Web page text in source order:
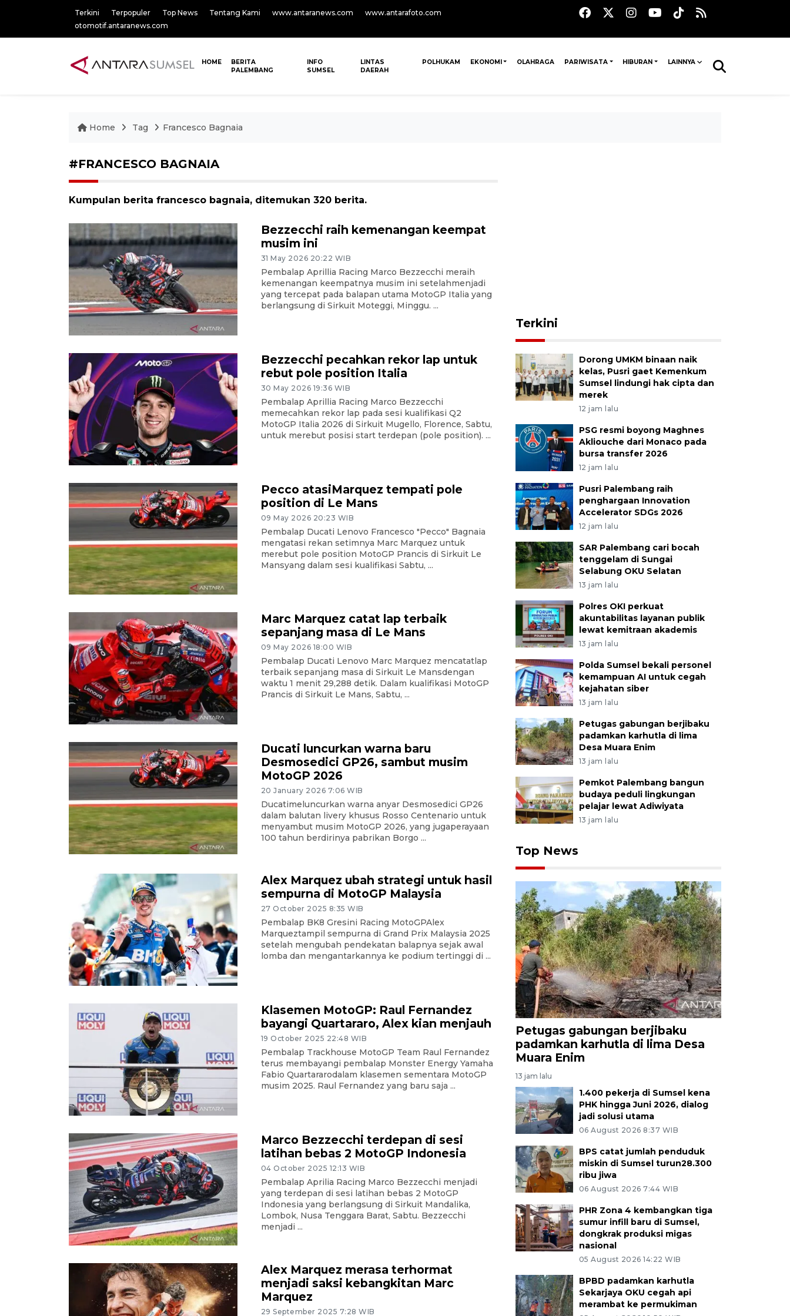
Terkini Terpopuler Top News Tentang Kami www.antaranews.com
www.antarafoto.com
otomotif.antaranews.com
HOME
BERITA
PALEMBANG
INFO
SUMSEL
LINTAS
DAERAH
POLHUKAM EKONOMI OLAHRAGA PARIWISATA HIBURAN LAINNYA
Home Tag Francesco Bagnaia
#FRANCESCO BAGNAIA
Kumpulan berita francesco bagnaia, ditemukan 320 berita.
Bezzecchi raih kemenangan keempat
musim ini
31 May 2026 20:22 WIB
Pembalap Aprillia Racing Marco Bezzecchi meraih
kemenangan keempatnya musim ini setelahmenjadi
yang tercepat pada balapan utama MotoGP Italia yang
berlangsung di Sirkuit Moteggi, Minggu. ...
Bezzecchi pecahkan rekor lap untuk
rebut pole position Italia
30 May 2026 19:36 WIB
Pembalap Aprillia Racing Marco Bezzecchi
memecahkan rekor lap pada sesi kualifikasi Q2
MotoGP Italia 2026 di Sirkuit Mugello, Florence, Sabtu,
untuk merebut posisi start terdepan (pole position). ...
Pecco atasiMarquez tempati pole
position di Le Mans
09 May 2026 20:23 WIB
Pembalap Ducati Lenovo Francesco "Pecco" Bagnaia
mengatasi rekan setimnya Marc Marquez untuk
merebut pole position MotoGP Prancis di Sirkuit Le
Mansyang dalam sesi kualifikasi Sabtu, ...
Marc Marquez catat lap terbaik
sepanjang masa di Le Mans
09 May 2026 18:00 WIB
Pembalap Ducati Lenovo Marc Marquez mencatatlap
terbaik sepanjang masa di Sirkuit Le Mansdengan
waktu 1 menit 29,288 detik. Dalam kualifikasi MotoGP
Prancis di Sirkuit Le Mans, Sabtu, ...
Ducati luncurkan warna baru
Desmosedici GP26, sambut musim
MotoGP 2026
20 January 2026 7:06 WIB
Ducatimeluncurkan warna anyar Desmosedici GP26
dalam balutan livery khusus Rosso Centenario untuk
menyambut musim MotoGP 2026, yang jugaperayaan
100 tahun berdirinya pabrikan Borgo ...
Alex Marquez ubah strategi untuk hasil
sempurna di MotoGP Malaysia
27 October 2025 8:35 WIB
Pembalap BK8 Gresini Racing MotoGPAlex
Marqueztampil sempurna di Grand Prix Malaysia 2025
setelah mengubah pendekatan balapnya sejak awal
lomba dan mengantarkannya ke podium tertinggi di ...
Klasemen MotoGP: Raul Fernandez
bayangi Quartararo, Alex kian menjauh
19 October 2025 22:48 WIB
Pembalap Trackhouse MotoGP Team Raul Fernandez
terus membayangi pembalap Monster Energy Yamaha
Fabio Quartararodalam klasemen sementara MotoGP
musim 2025. Raul Fernandez yang baru saja ...
Marco Bezzecchi terdepan di sesi
latihan bebas 2 MotoGP Indonesia
04 October 2025 12:13 WIB
Pembalap Aprilia Racing Marco Bezzecchi menjadi
yang terdepan di sesi latihan bebas 2 MotoGP
Indonesia yang berlangsung di Sirkuit Mandalika,
Lombok, Nusa Tenggara Barat, Sabtu. Bezzecchi
menjadi ...
Alex Marquez merasa terhormat
menjadi saksi kebangkitan Marc
Marquez
29 September 2025 7:28 WIB
Terkini
Dorong UMKM binaan naik
kelas, Pusri gaet Kemenkum
Sumsel lindungi hak cipta dan
merek
12 jam lalu
PSG resmi boyong Maghnes
Akliouche dari Monaco pada
bursa transfer 2026
12 jam lalu
Pusri Palembang raih
penghargaan Innovation
Accelerator SDGs 2026
12 jam lalu
SAR Palembang cari bocah
tenggelam di Sungai
Selabung OKU Selatan
13 jam lalu
Polres OKI perkuat
akuntabilitas layanan publik
lewat kemitraan akademis
13 jam lalu
Polda Sumsel bekali personel
kemampuan AI untuk cegah
kejahatan siber
13 jam lalu
Petugas gabungan berjibaku
padamkan karhutla di lima
Desa Muara Enim
13 jam lalu
Pemkot Palembang bangun
budaya peduli lingkungan
pelajar lewat Adiwiyata
13 jam lalu
Top News
Petugas gabungan berjibaku
padamkan karhutla di lima Desa
Muara Enim
13 jam lalu
1.400 pekerja di Sumsel kena
PHK hingga Juni 2026, dialog
jadi solusi utama
06 August 2026 8:37 WIB
BPS catat jumlah penduduk
miskin di Sumsel turun28.300
ribu jiwa
06 August 2026 7:44 WIB
PHR Zona 4 kembangkan tiga
sumur infill baru di Sumsel,
dongkrak produksi migas
nasional
05 August 2026 14:22 WIB
BPBD padamkan karhutla
Sekarjaya OKU cegah api
merambat ke permukiman